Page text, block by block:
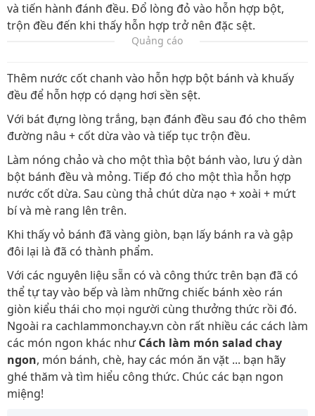
và tiến hành đánh đều. Đổ lòng đỏ vào hỗn hợp bột,
trộn đều đến khi thấy hỗn hợp trở nên đặc sệt.
Quảng cáo
Thêm nước cốt chanh vào hỗn hợp bột bánh và khuấy
đều để hỗn hợp có dạng hơi sền sệt.
Với bát đựng lòng trắng, bạn đánh đều sau đó cho thêm
đường nâu + cốt dừa vào và tiếp tục trộn đều.
Làm nóng chảo và cho một thìa bột bánh vào, lưu ý dàn
bột bánh đều và mỏng. Tiếp đó cho một thìa hỗn hợp
nước cốt dừa. Sau cùng thả chút dừa nạo + xoài + mứt
bí và mè rang lên trên.
Khi thấy vỏ bánh đã vàng giòn, bạn lấy bánh ra và gập
đôi lại là đã có thành phẩm.
Với các nguyên liệu sẵn có và công thức trên bạn đã có
thể tự tay vào bếp và làm những chiếc bánh xèo rán
giòn kiểu thái cho mọi người cùng thưởng thức rồi đó.
Ngoài ra cachlammonchay.vn còn rất nhiều các cách làm
các món ngon khác nhưCách làm món salad chay
ngon, món bánh, chè, hay các món ăn vặt ... bạn hãy
ghé thăm và tìm hiểu công thức. Chúc các bạn ngon
miệng!